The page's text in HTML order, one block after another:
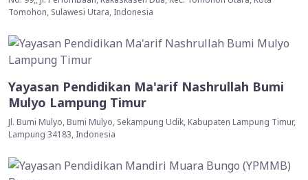
Tomohon, Sulawesi Utara, Indonesia
Yayasan Pendidikan Ma'arif Nashrullah Bumi
Mulyo Lampung Timur
Jl. Bumi Mulyo, Bumi Mulyo, Sekampung Udik, Kabupaten Lampung Timur,
Lampung 34183, Indonesia